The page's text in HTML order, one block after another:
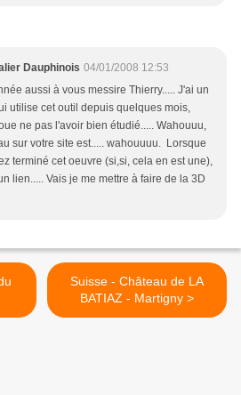
Dauphinois 04/01/2008 12:53
aussi à vous messire Thierry..... J'ai un
utilise cet outil depuis quelques mois,
ne pas l'avoir bien étudié..... Wahouuu,
sur votre site est..... wahouuuu. Lorsque
terminé cet oeuvre (si,si, cela en est une),
lien..... Vais je me mettre à faire de la 3D
Suisse - Château de LA
BATIAZ - Martigny >